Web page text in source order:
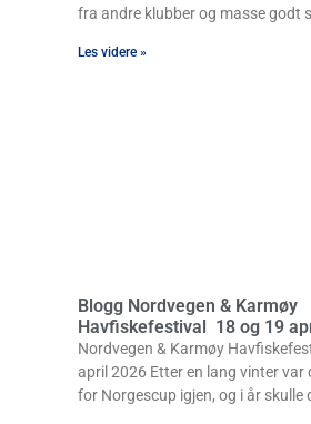
fra andre klubber og masse godt
Les videre »
Blogg Nordvegen & Karmøy
Havfiskefestival 18 og 19
Nordvegen & Karmøy
april 2026 Etter en lang vinter var
for Norgescup igjen, og i år skulle